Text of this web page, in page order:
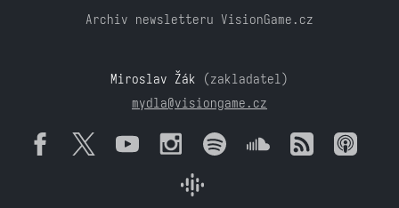
Archiv newsletteru VisionGame.cz
Miroslav Žák (zakladatel)
mydla@visiongame.cz